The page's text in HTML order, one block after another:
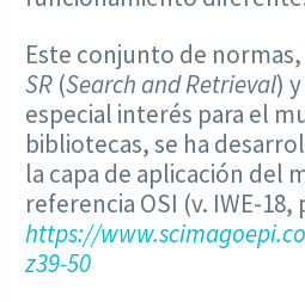
Este conjunto de
SR (Search and Retrieval)
especial interés para el
bibliotecas, se ha
la capa de aplicación del
referencia OSI (v. IWE-18,
https://
z39-50